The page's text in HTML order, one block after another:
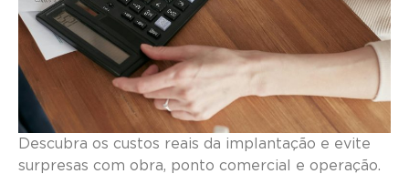
Descubra os custos reais da implantação e evite
surpresas com obra, ponto comercial e operação.